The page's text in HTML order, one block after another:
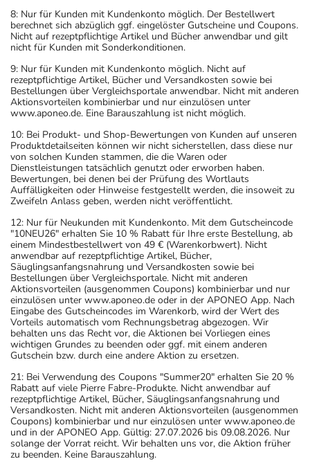
zurückliegt.
Bitte verwenden Sie dieses Arzneimittel nicht mehr nach
dem auf der Packung oder der Umverpackung
sich auf den letzten Tag des angegebenen Monats.
8: Nur für Kunden mit Kundenkonto möglich. Der Bestellwert
berechnet sich abzüglich ggf. eingelöster Gutscheine und Coupons.
Nicht auf rezeptpflichtige Artikel und Bücher anwendbar und gilt
nicht für Kunden mit Sonderkonditionen.
9: Nur für Kunden mit Kundenkonto möglich. Nicht auf
rezeptpflichtige Artikel, Bücher und Versandkosten sowie bei
Bestellungen über Vergleichsportale anwendbar. Nicht mit anderen
Aktionsvorteilen kombinierbar und nur einzulösen unter
www.aponeo.de. Eine Barauszahlung ist nicht möglich.
10: Bei Produkt- und Shop-Bewertungen von Kunden auf unseren
Produktdetailseiten können wir nicht sicherstellen, dass diese nur
von solchen Kunden stammen, die die Waren oder
Dienstleistungen tatsächlich genutzt oder erworben haben.
Bewertungen, bei denen bei der Prüfung des Wortlauts
Auffälligkeiten oder Hinweise festgestellt werden, die insoweit zu
Zweifeln Anlass geben, werden nicht veröffentlicht.
12: Nur für Neukunden mit Kundenkonto. Mit dem Gutscheincode
"10NEU26" erhalten Sie 10 % Rabatt für Ihre erste Bestellung, ab
einem Mindestbestellwert von 49 € (Warenkorbwert). Nicht
anwendbar auf rezeptpflichtige Artikel, Bücher,
Säuglingsanfangsnahrung und Versandkosten sowie bei
Bestellungen über Vergleichsportale. Nicht mit anderen
Aktionsvorteilen (ausgenommen Coupons) kombinierbar und nur
einzulösen unter www.aponeo.de oder in der APONEO App. Nach
Eingabe des Gutscheincodes im Warenkorb, wird der Wert des
Vorteils automatisch vom Rechnungsbetrag abgezogen. Wir
behalten uns das Recht vor, die Aktionen bei Vorliegen eines
wichtigen Grundes zu beenden oder ggf. mit einem anderen
Gutschein bzw. durch eine andere Aktion zu ersetzen.
21: Bei Verwendung des Coupons "Summer20" erhalten Sie 20 %
Rabatt auf viele Pierre Fabre-Produkte. Nicht anwendbar auf
rezeptpflichtige Artikel, Bücher, Säuglingsanfangsnahrung und
Versandkosten. Nicht mit anderen Aktionsvorteilen (ausgenommen
Coupons) kombinierbar und nur einzulösen unter www.aponeo.de
und in der APONEO App. Gültig: 27.07.2026 bis 09.08.2026. Nur
solange der Vorrat reicht. Wir behalten uns vor, die Aktion früher
zu beenden. Keine Barauszahlung.